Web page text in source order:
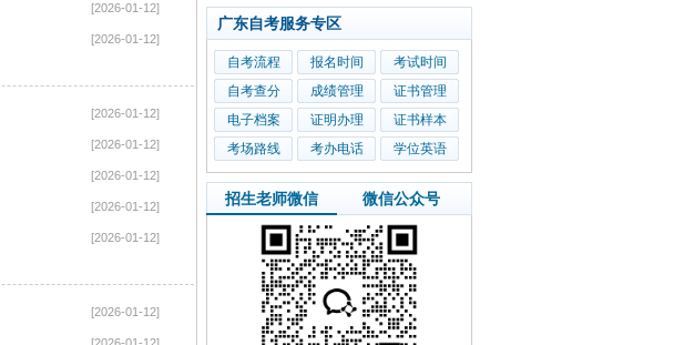
[2026-01-12]
[2026-01-12]
[2026-01-12]
[2026-01-12]
[2026-01-12]
[2026-01-12]
[2026-01-12]
[2026-01-12]
广东自考服务专区
自考流程 报名时间
考试时间
自考查分
成绩管理
证书管理
电子档案
证明办理
证书样本
考场路线
考办电话 学位英语
招生老师微信 微信公众号